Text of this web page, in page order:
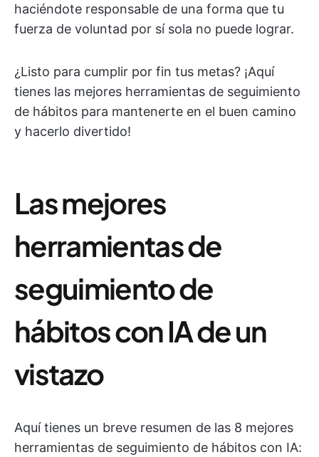
haciéndote responsable de una forma que tu
fuerza de voluntad por sí sola no puede lograr.
¿Listo para cumplir por fin tus metas? ¡Aquí
tienes las mejores herramientas de seguimiento
de hábitos para mantenerte en el buen camino
y hacerlo divertido!
Las mejores
herramientas de
seguimiento de
hábitos con IA de un
vistazo
Aquí tienes un breve resumen de las 8 mejores
herramientas de seguimiento de hábitos con IA: